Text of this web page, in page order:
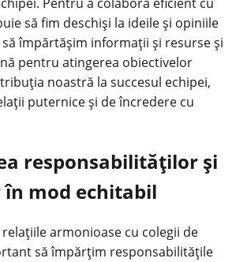
să fim deschiși la ideile și opiniile
împărtășim informații și resurse și
pentru atingerea obiectivelor
noastră la succesul echipei,
puternice și de încredere cu
responsabilităților și
mod echitabil
armonioase cu colegii de
să împărțim responsabilitățile